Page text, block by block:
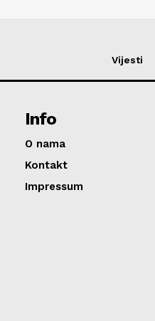
Vijesti
Info
O nama
Kontakt
Impressum